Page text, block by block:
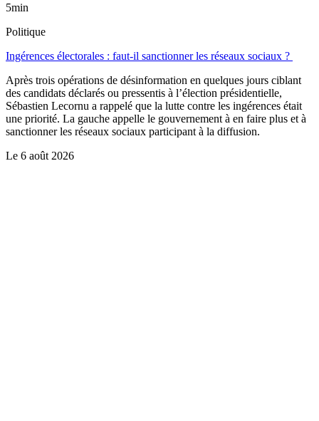
5min
Politique
Ingérences électorales : faut-il sanctionner les réseaux sociaux ?
Après trois opérations de désinformation en quelques jours ciblant
des candidats déclarés ou pressentis à l’élection présidentielle,
Sébastien Lecornu a rappelé que la lutte contre les ingérences était
une priorité. La gauche appelle le gouvernement à en faire plus et à
sanctionner les réseaux sociaux participant à la diffusion.
Le 6 août 2026